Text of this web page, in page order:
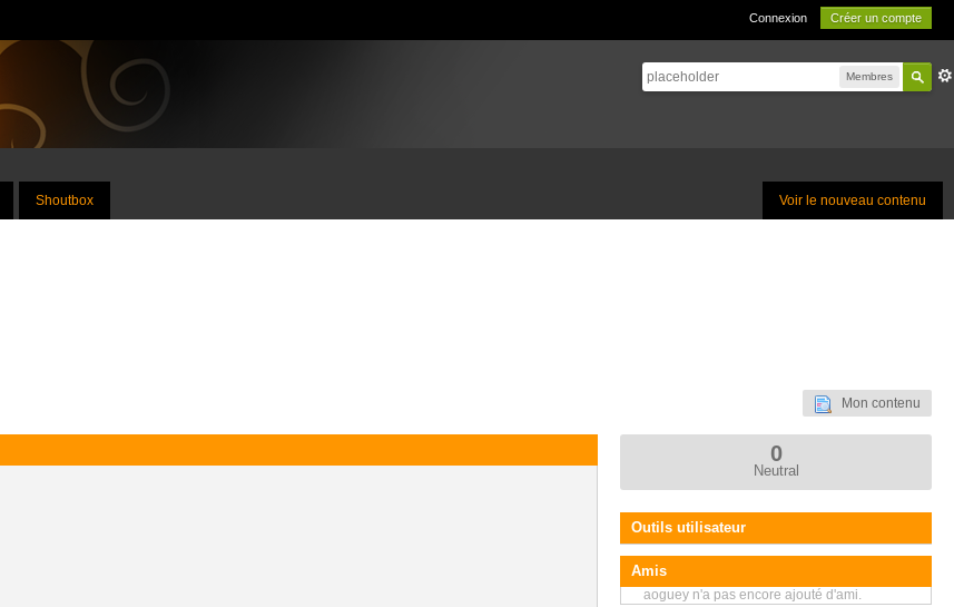
Connexion Créer un compte
Membres
Voir le nouveau contenu
Shoutbox
Mon contenu
0
Neutral
Outils utilisateur
Amis
aoguey n'a pas encore ajouté d'ami.